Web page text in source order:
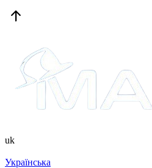
uk
Українська